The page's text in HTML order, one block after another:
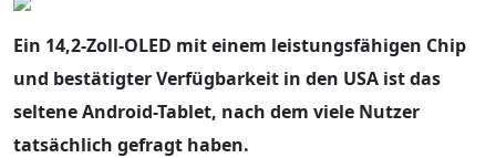
Ein 14,2-Zoll-OLED mit einem leistungsfähigen Chip
und bestätigter Verfügbarkeit in den USA ist das
seltene Android-Tablet, nach dem viele Nutzer
tatsächlich gefragt haben.